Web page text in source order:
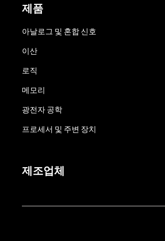
제품
아날로그 및 혼합 신호
이산
로직
메모리
광전자 공학
프로세서 및 주변 장치
제조업체